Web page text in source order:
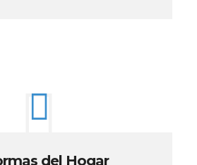
del Hogar